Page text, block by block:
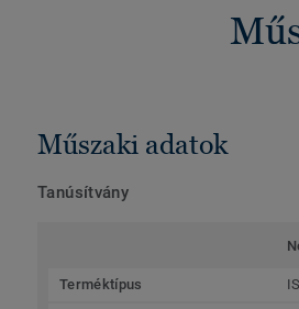
Műszaki adatok
Tanúsítvány
Terméktípus